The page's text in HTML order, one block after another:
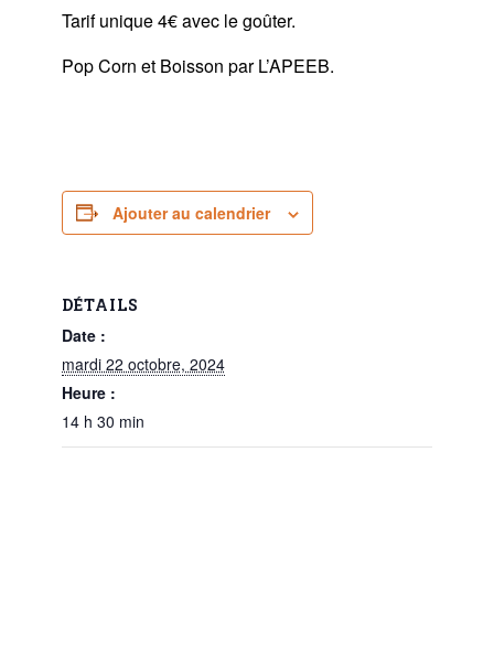
Tarif unique 4€ avec le goûter.
Pop Corn et Boisson par L’APEEB.
Ajouter au calendrier
DÉTAILS
Date :
mardi 22 octobre, 2024
Heure :
14 h 30 min